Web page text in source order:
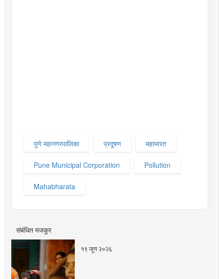
पुणे महानगरपालिका प्रदूषण महाभारत
Pune Municipal Corporation Pollution
Mahabharata
संबंधित मजकूर
१९ जून २०२६